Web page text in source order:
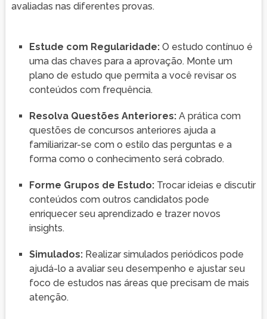
avaliadas nas diferentes provas.
Estude com Regularidade:O estudo contínuo é
uma das chaves para a aprovação. Monte um
plano de estudo que permita a você revisar os
conteúdos com frequência.
Resolva Questões Anteriores:A prática com
questões de concursos anteriores ajuda a
familiarizar-se com o estilo das perguntas e a
forma como o conhecimento será cobrado.
Forme Grupos de Estudo:Trocar ideias e discutir
conteúdos com outros candidatos pode
enriquecer seu aprendizado e trazer novos
insights.
Simulados:Realizar simulados periódicos pode
ajudá-lo a avaliar seu desempenho e ajustar seu
foco de estudos nas áreas que precisam de mais
atenção.